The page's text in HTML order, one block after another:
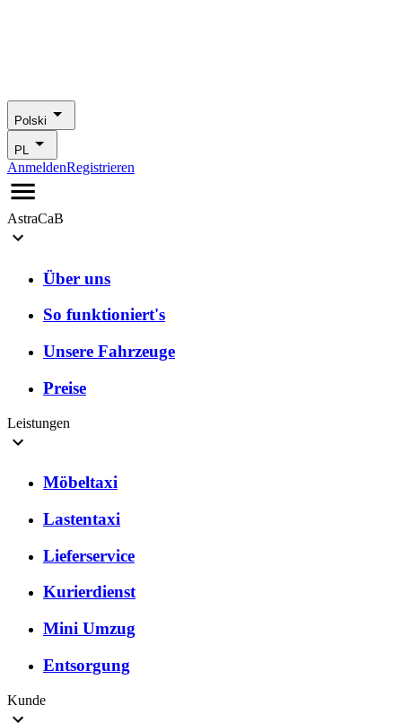
Polski
PL
AnmeldenRegistrieren
AstraCaB
Über uns
So funktioniert's
Unsere Fahrzeuge
Preise
Leistungen
Möbeltaxi
Lastentaxi
Lieferservice
Kurierdienst
Mini Umzug
Entsorgung
Kunde